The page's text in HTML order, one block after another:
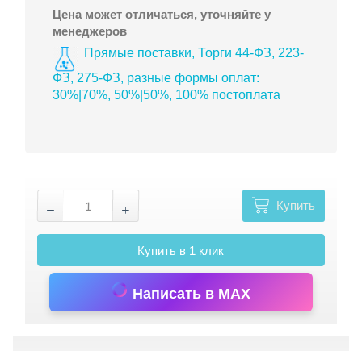
Цена может отличаться, уточняйте у
менеджеров
Прямые поставки, Торги 44-ФЗ, 223-
ФЗ, 275-ФЗ, разные формы оплат:
30%|70%, 50%|50%, 100% постоплата
Купить
Купить в 1 клик
Написать в MAX